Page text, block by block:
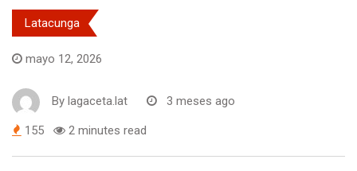
Latacunga
mayo 12, 2026
By lagaceta.lat 3 meses ago
155 2 minutes read